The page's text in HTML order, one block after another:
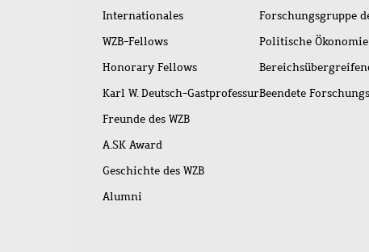
Internationales
WZB-Fellows
Honorary Fellows
Karl W. Deutsch-Gastprofessur
Freunde des WZB
A.SK Award
Geschichte des WZB
Alumni
Forschungsgruppe
Politische
Beendete